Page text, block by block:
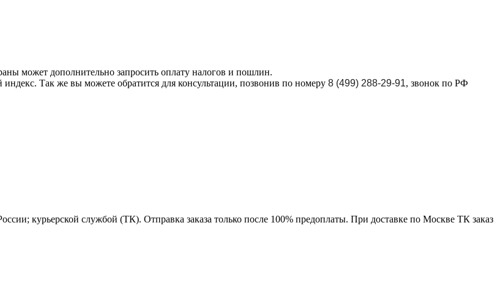
может дополнительно запросить оплату налогов и пошлин.
Так же вы можете обратится для консультации, позвонив по номеру 8 (499) 288-29-91, звонок по РФ
курьерской службой (ТК). Отправка заказа только после 100% предоплаты. При доставке по Москве ТК заказ